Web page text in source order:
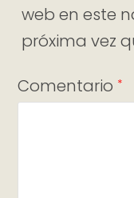
web en este
próxima vez
Comentario *